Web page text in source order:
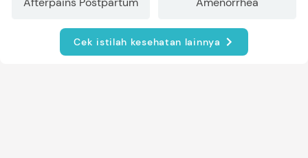
Cek istilah kesehatan lainnya